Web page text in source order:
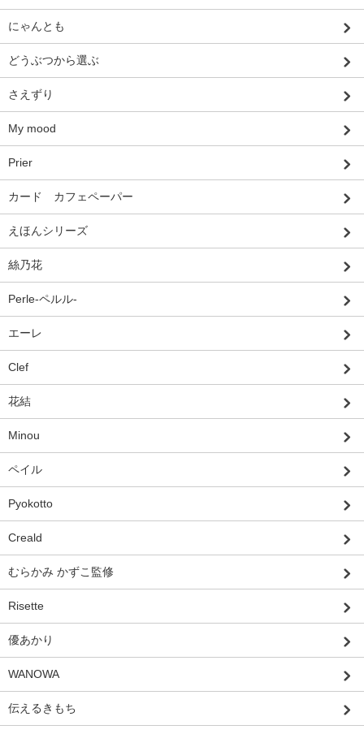
にゃんとも
どうぶつから選ぶ
さえずり
My mood
Prier
カード カフェペーパー
えほんシリーズ
絲乃花
Perle-ペルル-
エーレ
Clef
花結
Minou
ペイル
Pyokotto
Creald
むらかみ かずこ監修
Risette
優あかり
WANOWA
伝えるきもち